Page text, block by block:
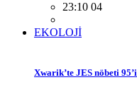
23:10 04
EKOLOJİ
Xwarik’te JES nöbeti